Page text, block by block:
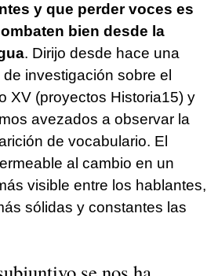
y que perder voces es
bien desde la
. Dirijo desde hace una
investigación sobre el
XV (proyectos Historia15) y
avezados a observar la
de vocabulario. El
al cambio en un
visible entre los hablantes,
sólidas y constantes las